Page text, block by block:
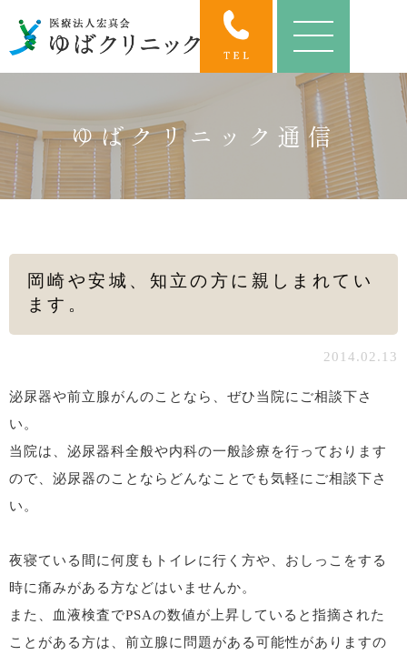
ゆばクリニック通信
岡崎や安城、知立の方に親しまれてい
ます。
2014.02.13
泌尿器や前立腺がんのことなら、ぜひ当院にご相談下さ
い。
当院は、泌尿器科全般や内科の一般診療を行っております
ので、泌尿器のことならどんなことでも気軽にご相談下さ
い。
夜寝ている間に何度もトイレに行く方や、おしっこをする
時に痛みがある方などはいませんか。
また、血液検査でPSAの数値が上昇していると指摘された
ことがある方は、前立腺に問題がある可能性がありますの